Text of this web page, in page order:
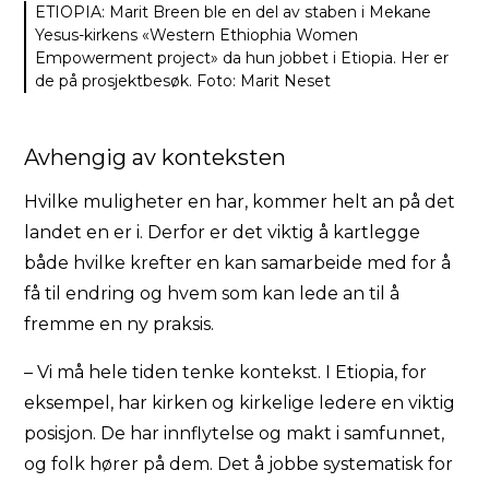
ETIOPIA: Marit Breen ble en del av staben i Mekane
Yesus-kirkens «Western Ethiophia Women
Empowerment project» da hun jobbet i Etiopia. Her er
de på prosjektbesøk. Foto: Marit Neset
Avhengig av konteksten
Hvilke muligheter en har, kommer helt an på det
landet en er i. Derfor er det viktig å kartlegge
både hvilke krefter en kan samarbeide med for å
få til endring og hvem som kan lede an til å
fremme en ny praksis.
– Vi må hele tiden tenke kontekst. I Etiopia, for
eksempel, har kirken og kirkelige ledere en viktig
posisjon. De har innflytelse og makt i samfunnet,
og folk hører på dem. Det å jobbe systematisk for